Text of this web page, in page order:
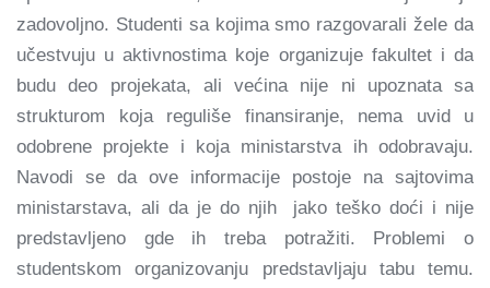
zadovoljno. Studenti sa kojima smo razgovarali žele da
učestvuju u aktivnostima koje organizuje fakultet i da
budu deo projekata, ali većina nije ni upoznata sa
strukturom koja reguliše finansiranje, nema uvid u
odobrene projekte i koja ministarstva ih odobravaju.
Navodi se da ove informacije postoje na sajtovima
ministarstava, ali da je do njih jako teško doći i nije
predstavljeno gde ih treba potražiti. Problemi o
studentskom organizovanju predstavljaju tabu temu.